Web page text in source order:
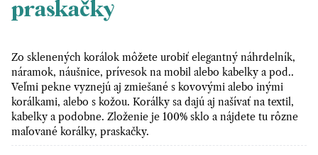
praskačky
Zo sklenených korálok môžete urobiť elegantný náhrdelník,
náramok, náušnice, prívesok na mobil alebo kabelky a pod..
Veľmi pekne vyznejú aj zmiešané s kovovými alebo inými
korálkami, alebo s kožou. Korálky sa dajú aj našívať na textil,
kabelky a podobne. Zloženie je 100% sklo a nájdete tu rôzne
maľované korálky, praskačky.